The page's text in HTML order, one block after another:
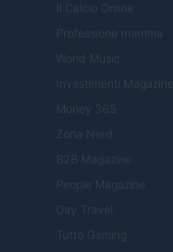
Il Calcio Online
Professione mamma
World Music
Investimenti Magazine
Money 365
Zona Nerd
B2B Magazine
People Magazine
Day Travel
Tutto Gaming